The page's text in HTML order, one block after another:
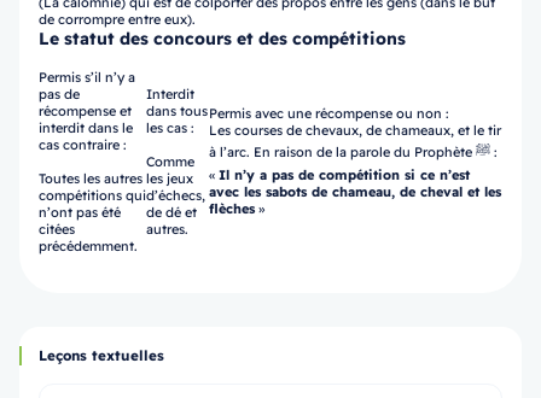
de corrompre entre eux).
Le statut des concours et des compétitions
Permis s’il n’y a
pas de
récompense et
interdit dans le
cas contraire :
Toutes les autres
compétitions qui
n’ont pas été
citées
précédemment.
Interdit
dans tous
les cas :
Comme
les jeux
d’échecs,
de dé et
autres.
Permis avec une récompense ou non :
Les courses de chevaux, de chameaux, et le tir
à l’arc. En raison de la parole du Prophète ﷺ :
« Il n’y a pas de compétition si ce n’est
avec les sabots de chameau, de cheval et les
flèches»
Leçons textuelles